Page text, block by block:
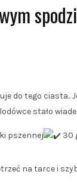
do tego ciasta..
stało
pszennej 30
na tarce i